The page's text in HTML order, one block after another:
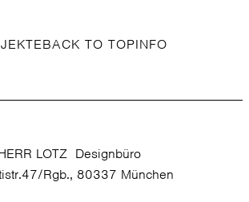
BACK TO TOPINFO
LOTZ Designbüro
Rgb., 80337 München